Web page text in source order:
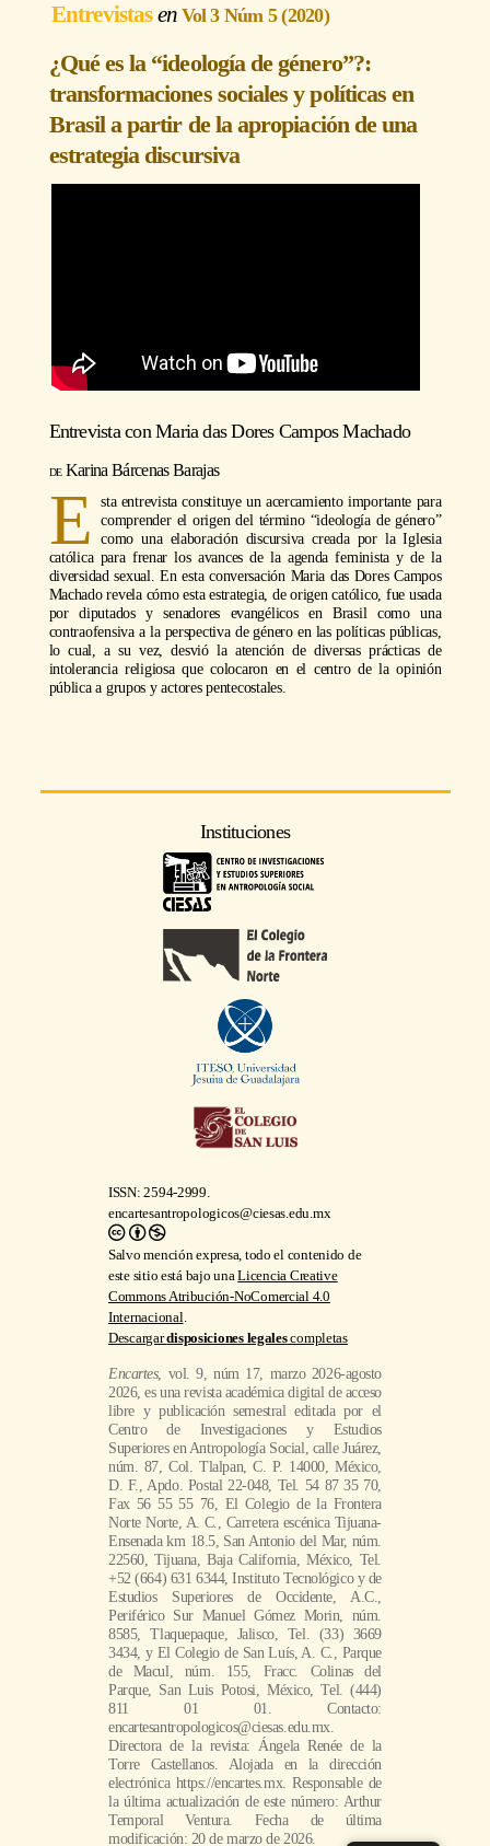
Entrevistas Vol 3 Núm 5 (2020)
¿Qué es la “ideología de género”?:
transformaciones sociales y políticas en
Brasil a partir de la apropiación de una
estrategia discursiva
Entrevista conMaria das Dores Campos Machado
Karina Bárcenas Barajas
E
sta entrevista constituye un acercamiento importante para
comprender el origen del término “ideología de género”
como una elaboración discursiva creada por la Iglesia
católica para frenar los avances de la agenda feminista y de la
diversidad sexual. En esta conversación Maria das Dores Campos
Machado revela cómo esta estrategia, de origen católico, fue usada
por diputados y senadores evangélicos en Brasil como una
contraofensiva a la perspectiva de género en las políticas públicas,
lo cual, a su vez, desvió la atención de diversas prácticas de
intolerancia religiosa que colocaron en el centro de la opinión
pública a grupos y actores pentecostales.
Instituciones
ISSN: 2594-2999.
encartesantropologicos@ciesas.edu.mx
Salvo mención expresa, todo el contenido de
este sitio está bajo unaLicencia Creative
Commons Atribución-NoComercial 4.0
Internacional.
Descargardisposiciones legalescompletas
Encartes, vol. 9, núm 17, marzo 2026-agosto
2026, es una revista académica digital de acceso
libre y publicación semestral editada por el
Centro de Investigaciones y Estudios
Superiores en Antropología Social, calle Juárez,
núm. 87, Col. Tlalpan, C. P. 14000, México,
D. F., Apdo. Postal 22-048, Tel. 54 87 35 70,
Fax 56 55 55 76, El Colegio de la Frontera
Norte Norte, A. C., Carretera escénica Tijuana-
Ensenada km 18.5, San Antonio del Mar, núm.
22560, Tijuana, Baja California, México, Tel.
+52 (664) 631 6344, Instituto Tecnológico y de
Estudios Superiores de Occidente, A.C.,
Periférico Sur Manuel Gómez Morin, núm.
8585, Tlaquepaque, Jalisco, Tel. (33) 3669
3434, y El Colegio de San Luís, A. C., Parque
de Macul, núm. 155, Fracc. Colinas del
Parque, San Luis Potosi, México, Tel. (444)
811 01 01. Contacto:
encartesantropologicos@ciesas.edu.mx.
Directora de la revista: Ángela Renée de la
Torre Castellanos. Alojada en la dirección
electrónica https://encartes.mx. Responsable de
la última actualización de este número: Arthur
Temporal Ventura. Fecha de última
modificación: 20 de marzo de 2026.